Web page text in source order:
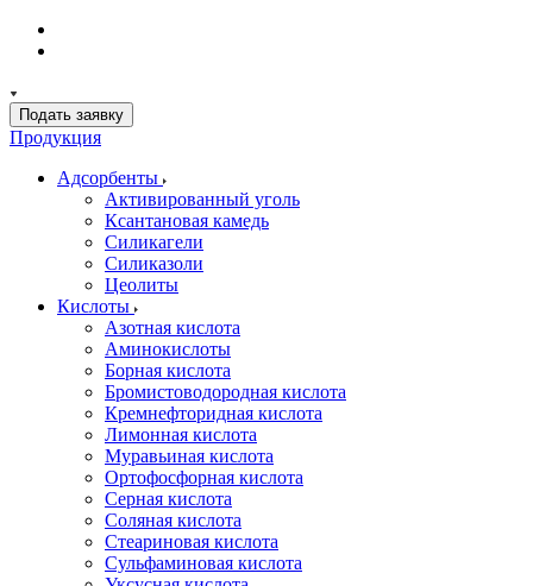
Подать заявку
Продукция
Адсорбенты
Активированный уголь
Ксантановая камедь
Силикагели
Силиказоли
Цеолиты
Кислоты
Азотная кислота
Аминокислоты
Борная кислота
Бромистоводородная кислота
Кремнефторидная кислота
Лимонная кислота
Муравьиная кислота
Ортофосфорная кислота
Серная кислота
Соляная кислота
Стеариновая кислота
Сульфаминовая кислота